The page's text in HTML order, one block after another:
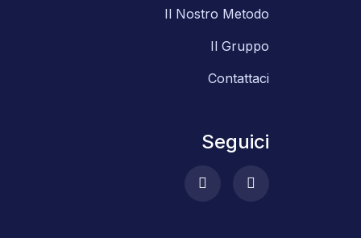
Il Nostro Metodo
Il Gruppo
Contattaci
Seguici